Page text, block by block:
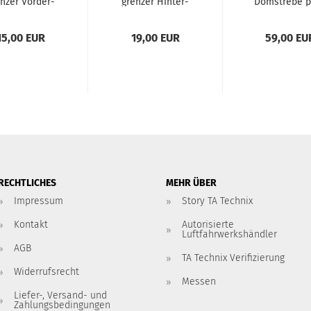
EUR 19,00 EUR 59,00
Impressum
Kontakt
AGB
Widerrufsrecht
Liefer-, Versand- und
Zahlungsbedingungen
MEHR ÜBER
Story TA Technix
Autorisierte
Luftfahrwerkshändler
TA Technix Verifizierung
Messen